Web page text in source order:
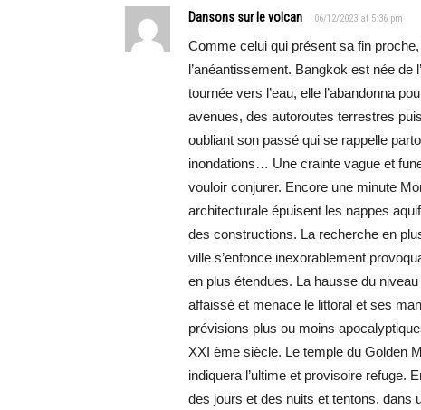
Dansons sur le volcan 06/12/2023 at 5:36 pm
Comme celui qui présent sa fin
l’anéantissement. Bangkok est née de
tournée vers l’eau, elle l’abandonna
avenues, des autoroutes terrestres
oubliant son passé qui se rappelle
inondations… Une crainte vague et
vouloir conjurer. Encore une minute
architecturale épuisent les nappes
des constructions. La recherche en
ville s’enfonce inexorablement
en plus étendues. La hausse du
affaissé et menace le littoral et ses
prévisions plus ou moins
XXI ème siècle. Le temple du Golden
indiquera l’ultime et provisoire refuge.
des jours et des nuits et tentons, dans